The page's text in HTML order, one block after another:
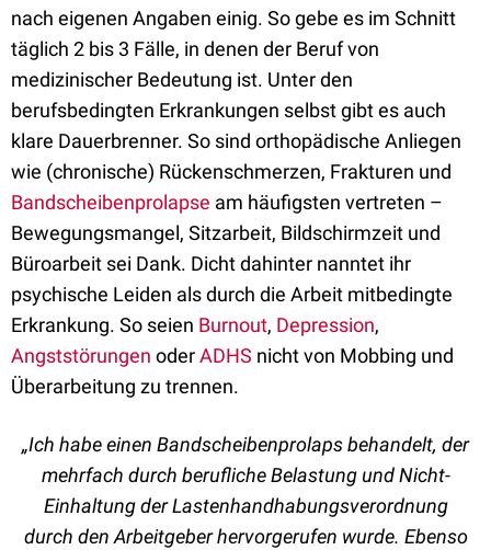
nach eigenen Angaben einig. So gebe es im Schnitt
täglich 2 bis 3 Fälle, in denen der Beruf von
medizinischer Bedeutung ist. Unter den
berufsbedingten Erkrankungen selbst gibt es auch
klare Dauerbrenner. So sind orthopädische Anliegen
wie (chronische) Rückenschmerzen, Frakturen und
Bandscheibenprolapse am häufigsten vertreten –
Bewegungsmangel, Sitzarbeit, Bildschirmzeit und
Büroarbeit sei Dank. Dicht dahinter nanntet ihr
psychische Leiden als durch die Arbeit mitbedingte
Erkrankung. So seien Burnout, Depression,
Angststörungen oderADHS nicht von Mobbing und
Überarbeitung zu trennen.
„Ich habe einen Bandscheibenprolaps behandelt, der
mehrfach durch berufliche Belastung und Nicht-
Einhaltung der Lastenhandhabungsverordnung
durch den Arbeitgeber hervorgerufen wurde. Ebenso